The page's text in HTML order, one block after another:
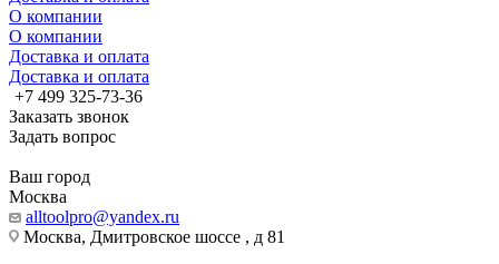
О компании
О компании
Доставка и оплата
Доставка и оплата
+7 499 325-73-36
Заказать звонок
Задать вопрос
Ваш город
Москва
alltoolpro@yandex.ru
Москва, Дмитровское шоссе , д 81